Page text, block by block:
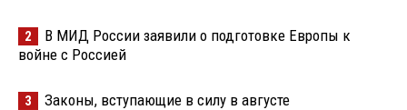
2
В МИД России заявили о подготовке Европы к
войне с Россией
3 Законы, вступающие в силу в августе